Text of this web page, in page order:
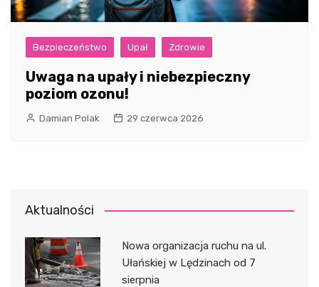
Bezpieczeństwo Upał Zdrowie
Uwaga na upały i niebezpieczny
poziom ozonu!
Damian Polak 29 czerwca 2026
Aktualności
Nowa organizacja ruchu na ul.
Ułańskiej w Lędzinach od 7
sierpnia